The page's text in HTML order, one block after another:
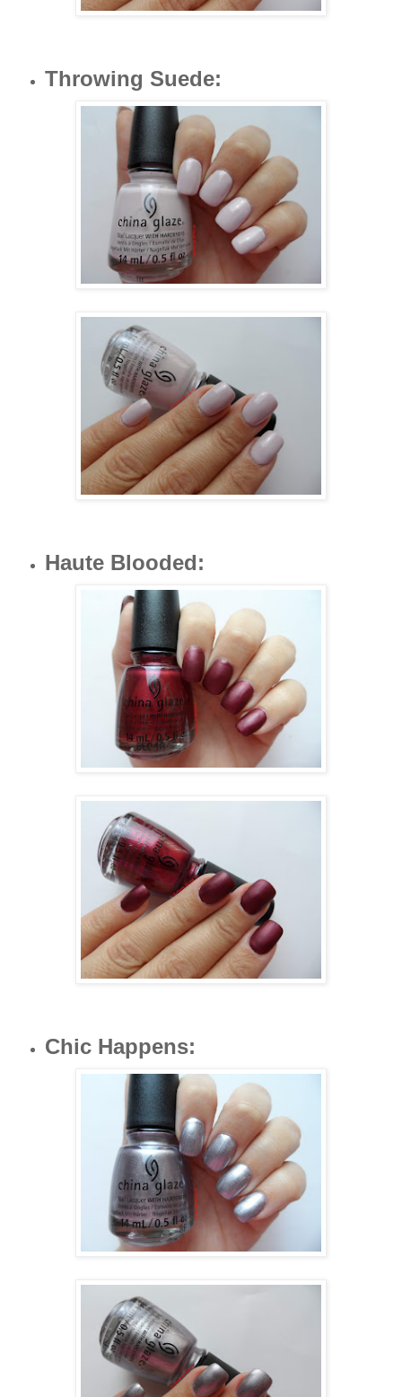
Throwing Suede:
Haute Blooded:
Chic Happens: